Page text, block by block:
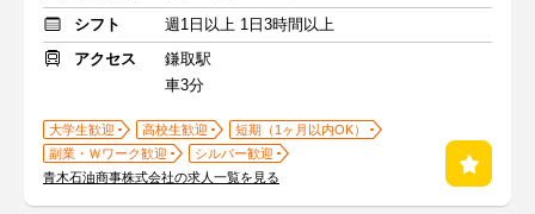
シフト
週1日以上 1日3時間以上
アクセス
鎌取駅
車3分
大学生歓迎 高校生歓迎
短期（1ヶ月以内OK）
副業・Ｗワーク歓迎
シルバー歓迎
青木石油商事株式会社の求人一覧を見る